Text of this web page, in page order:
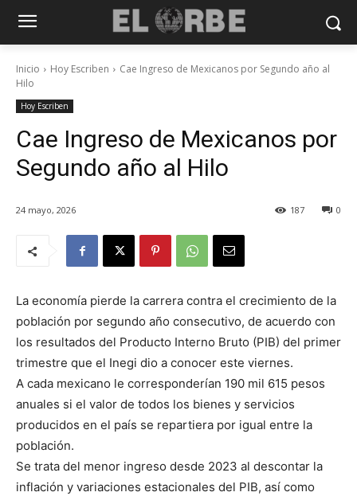
Inicio Hoy Escriben
Cae Ingreso de Mexicanos por Segundo año al
Hilo
Hoy Escriben
Cae Ingreso de Mexicanos por
Segundo año al Hilo
24 mayo, 2026 0
187
La economía pierde la carrera contra el crecimiento de la
población por segundo año consecutivo, de acuerdo con
los resultados del Producto Interno Bruto (PIB) del primer
trimestre que el Inegi dio a conocer este viernes.
A cada mexicano le corresponderían 190 mil 615 pesos
anuales si el valor de todos los bienes y servicios
producidos en el país se repartiera por igual entre la
población.
Se trata del menor ingreso desde 2023 al descontar la
inflación y variaciones estacionales del PIB, así como